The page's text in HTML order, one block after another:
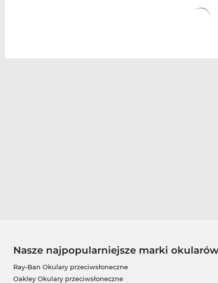
Nasze najpopularniejsze marki
Ray-Ban Okulary przeciwsłoneczne
Oakley Okulary przeciwsłoneczne